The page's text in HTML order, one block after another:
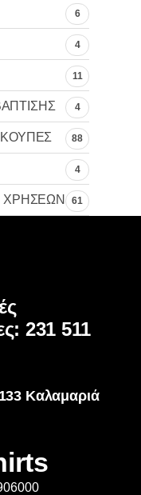
6
4
11
4
88
4
61
231 511
Καλαμαριά